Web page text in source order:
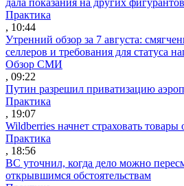
Практика
, 10:44
Утренний обзор за 7 августа:
селлеров и требования для статуса
Обзор СМИ
, 09:22
Путин разрешил приватизацию
Практика
, 19:07
Wildberries начнет страховать товары
Практика
, 18:56
ВС уточнил, когда дело можно
открывшимся обстоятельствам